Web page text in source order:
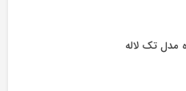
مدل تک لاله